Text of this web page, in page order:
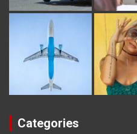
Categories